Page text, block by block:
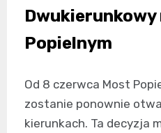
Dwukierunkowy
Popielnym
Od 8 czerwca Most
zostanie ponownie
kierunkach. Ta decyzja